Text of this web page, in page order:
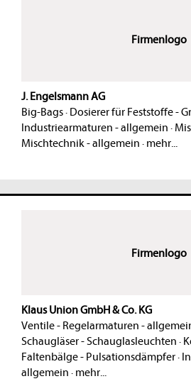
Firmenlogo
J. Engelsmann AG
Big-Bags· Dosierer für Feststoffe -
Industriearmaturen - allgemein ·
Mischtechnik - allgemein · mehr...
Firmenlogo
Klaus Union GmbH & Co. KG
Ventile - Regelarmaturen -
Schaugläser - Schauglasleuchten ·
Faltenbälge - Pulsationsdämpfer·
allgemein · mehr...